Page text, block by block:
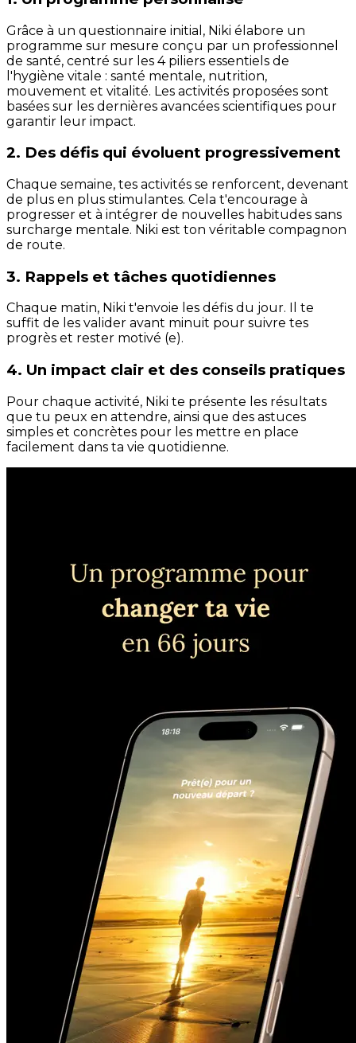
Grâce à un questionnaire initial, Niki élabore un
programme sur mesure conçu par un professionnel
de santé, centré sur les 4 piliers essentiels de
l'hygiène vitale : santé mentale, nutrition,
mouvement et vitalité. Les activités proposées sont
basées sur les dernières avancées scientifiques pour
garantir leur impact.
2. Des défis qui évoluent progressivement
Chaque semaine, tes activités se renforcent, devenant
de plus en plus stimulantes. Cela t'encourage à
progresser et à intégrer de nouvelles habitudes sans
surcharge mentale. Niki est ton véritable compagnon
de route.
3. Rappels et tâches quotidiennes
Chaque matin, Niki t'envoie les défis du jour. Il te
suffit de les valider avant minuit pour suivre tes
progrès et rester motivé (e).
4. Un impact clair et des conseils pratiques
Pour chaque activité, Niki te présente les résultats
que tu peux en attendre, ainsi que des astuces
simples et concrètes pour les mettre en place
facilement dans ta vie quotidienne.